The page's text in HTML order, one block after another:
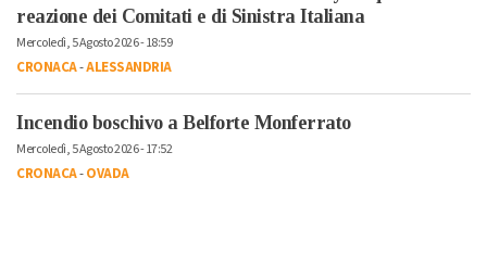
reazione dei Comitati e di Sinistra Italiana
Mercoledì, 5 Agosto 2026 - 18:59
CRONACA-ALESSANDRIA
Incendio boschivo a Belforte Monferrato
Mercoledì, 5 Agosto 2026 - 17:52
CRONACA-OVADA